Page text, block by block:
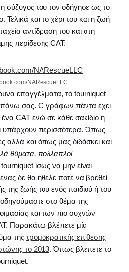
σύζυγος του τον οδήγησε ως το
Τελικά και το χέρι του και η ζωή
αντίδραση του και στη
περίδεσης CAT.
NARescueLLC
επαγγέλματα, το tourniquet
σας. Ο γράφων πάντα έχει
CAT ενώ σε κάθε σακίδιο ή
υπάρχουν περισσότερα. Όπως
αλλά και όπως μας διδάσκει και
θύματα, πολλαπλοί
ίσως να μην είναι
δε θα ήθελε ποτέ να βρεθεί
της ζωής του ενός παιδιού ή του
στο θέμα της
και των πιο συχνών
Παρακάτω βλέπετε μία
της τρομοκρατικής επίθεσης
το 2013. Όπως βλέπετε το